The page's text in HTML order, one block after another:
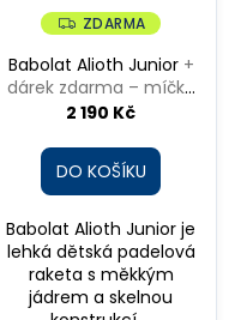
Z
D
A
R
M
A
ZDARMA
Babolat Alioth Junior +
dárek zdarma – míčky
Head Padel Pro S+
2 190 Kč
DO KOŠÍKU
Babolat Alioth Junior je
lehká dětská padelová
raketa s měkkým
jádrem a skelnou